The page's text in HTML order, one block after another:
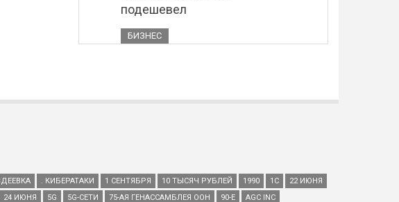
подешевел
БИЗНЕС
. КИБЕРАТАКИ 1 СЕНТЯБРЯ 10 ТЫСЯЧ РУБЛЕЙ 1990 1С
22 ИЮНЯ
24 ИЮНЯ 5G 5G-СЕТИ 75-АЯ ГЕНАССАМБЛЕЯ ООН 90-Е
AGC INC